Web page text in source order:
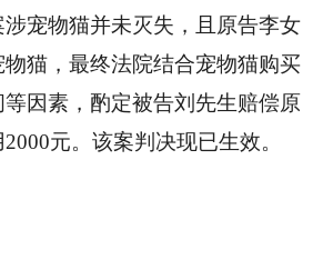
宠物猫并未灭失，且原告李女
猫，最终法院结合宠物猫购买
因素，酌定被告刘先生赔偿原
元。该案判决现已生效。